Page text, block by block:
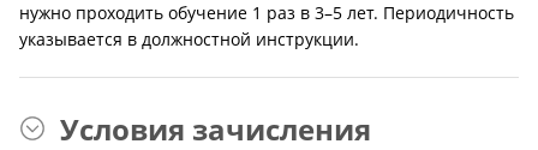
нужно проходить обучение 1 раз в 3–5 лет. Периодичность
указывается в должностной инструкции.
Условия зачисления